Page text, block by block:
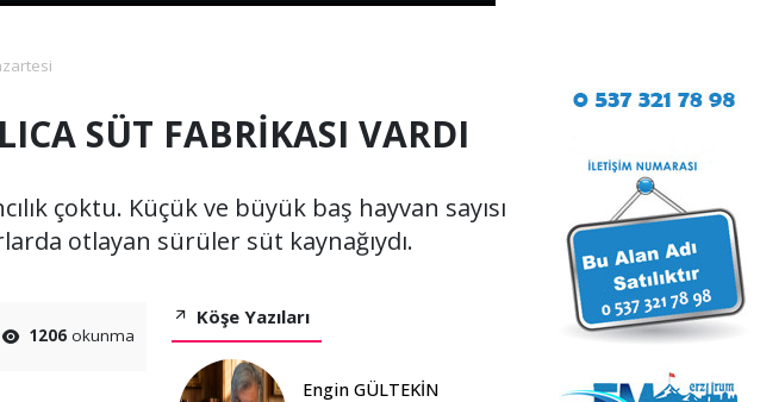
SÜT FABRİKASI VARDI
çoktu. Küçük ve büyük baş hayvan sayısı
otlayan sürüler süt kaynağıydı.
1206 okunma
Köşe Yazıları
Engin GÜLTEKİN